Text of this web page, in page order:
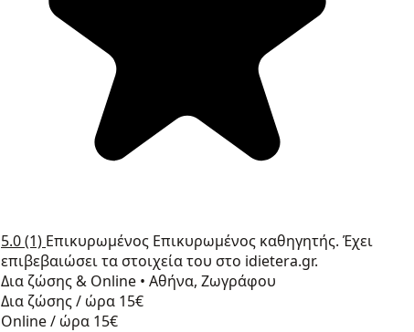
5.0(1) Επικυρωμένος Επικυρωμένος καθηγητής. Έχει
επιβεβαιώσει τα στοιχεία του στο idietera.gr.
Δια ζώσης & Online • Αθήνα, Ζωγράφου
Δια ζώσης / ώρα 15€
Online / ώρα 15€